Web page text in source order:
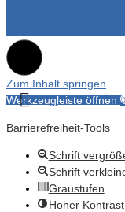
Zum Inhalt springen
Werkzeugleiste öffnen
Barrierefreiheit-Tools
Schrift
Schrift
Graustufen
Hoher Kontrast